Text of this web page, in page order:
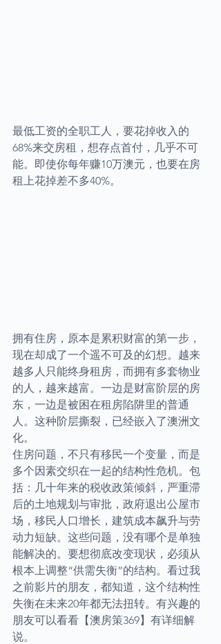
最低工资的全职工人，要花掉收入的
68%来交房租，想存点首付，几乎不可
能。即使你每年赚10万澳元，也要在房
租上花掉差不多40%。
拥有住房，原本是累积财富的第一步，
现在却成了一个遥不可及的幻想。越来
越多人只能终身租房，而拥有多套物业
的人，越来越富。一边是财富阶层的房
东，一边是被困在租房陷阱里的普通
人。这种阶层撕裂，已经嵌入了澳洲文
化。
住房问题，不只有移民一个变量，而是
多个因素交织在一起的结构性危机。包
括：几十年来的税收政策倾斜，严重滞
后的土地规划与审批，政府退出公屋市
场，移民人口增长，建筑成本飙升与劳
动力短缺。这些问题，没有哪个是单独
能解决的。要想彻底改变现状，必须从
根本上调整“供需失衡”的结构。看过我
之前影片的朋友，都知道，这个结构性
失衡在未来20年都无法扭转。有兴趣的
朋友可以看看【澳房策369】有详细解
说。